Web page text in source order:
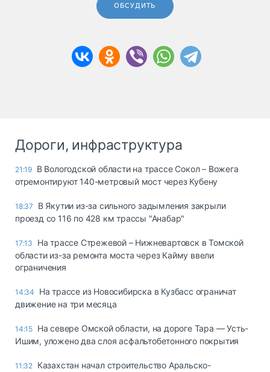
ОБСУДИТЬ
Дороги, инфраструктура
21:19 В Вологодской области на трассе Сокол – Вожега
отремонтируют 140-метровый мост через Кубену
18:37
В Якутии из-за сильного задымления закрыли
проезд со 116 по 428 км трассы "Анабар"
17:13
На трассе Стрежевой – Нижневартовск в Томской
области из-за ремонта моста через Кайму ввели
ограничения
14:34
На трассе из Новосибирска в Кузбасс ограничат
движение на три месяца
14:15 На севере Омской области, на дороге Тара — Усть-
Ишим, уложено два слоя асфальтобетонного покрытия
11:32 Казахстан начал строительство Аральско-